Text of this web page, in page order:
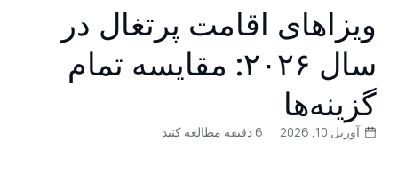
ویزاهای اقامت پرتغال در
سال ۲۰۲۶: مقایسه تمام
گزینه‌ها
آوریل 10, 2026 6 دقیقه مطالعه کنید